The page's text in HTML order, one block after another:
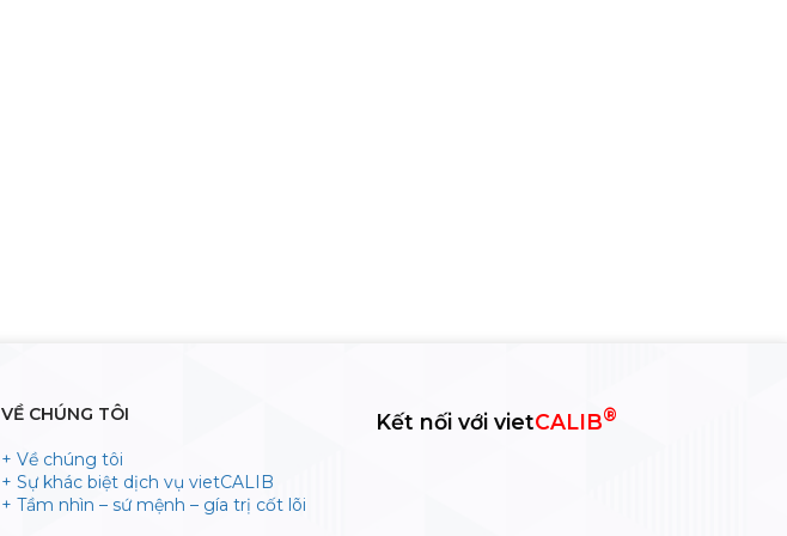
VỀ CHÚNG TÔI
+ Về chúng tôi
+ Sự khác biệt dịch vụ vietCALIB
+ Tầm nhìn – sứ mệnh – gía trị cốt lõi
Kết nối với vietCALIB®